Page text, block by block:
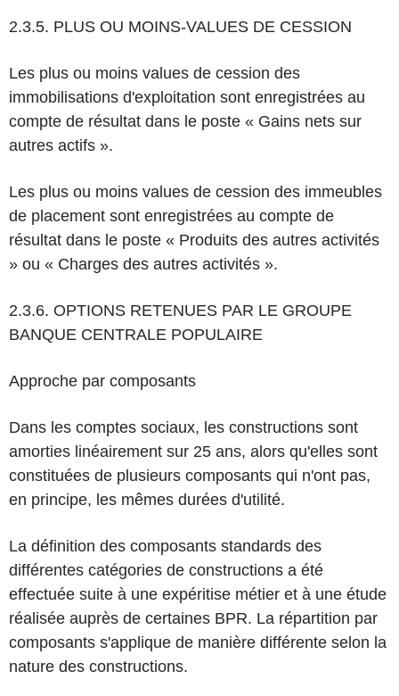
2.3.5. PLUS OU MOINS-VALUES DE CESSION
Les plus ou moins values de cession des
immobilisations d'exploitation sont enregistrées au
compte de résultat dans le poste « Gains nets sur
autres actifs ».
Les plus ou moins values de cession des immeubles
de placement sont enregistrées au compte de
résultat dans le poste « Produits des autres activités
» ou « Charges des autres activités ».
2.3.6. OPTIONS RETENUES PAR LE GROUPE
BANQUE CENTRALE POPULAIRE
Approche par composants
Dans les comptes sociaux, les constructions sont
amorties linéairement sur 25 ans, alors qu'elles sont
constituées de plusieurs composants qui n'ont pas,
en principe, les mêmes durées d'utilité.
La définition des composants standards des
différentes catégories de constructions a été
effectuée suite à une expéritise métier et à une étude
réalisée auprès de certaines BPR. La répartition par
composants s'applique de manière différente selon la
nature des constructions.